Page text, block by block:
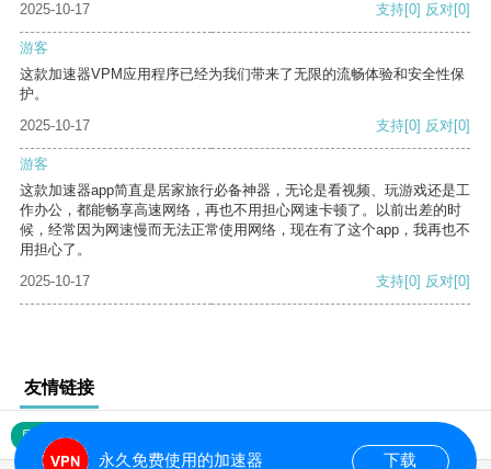
2025-10-17
支持[0] 反对[0]
游客
这款加速器VPM应用程序已经为我们带来了无限的流畅体验和安全性保
护。
2025-10-17
支持[0] 反对[0]
游客
这款加速器app简直是居家旅行必备神器，无论是看视频、玩游戏还是工
作办公，都能畅享高速网络，再也不用担心网速卡顿了。以前出差的时
候，经常因为网速慢而无法正常使用网络，现在有了这个app，我再也不
用担心了。
2025-10-17
支持[0] 反对[0]
友情链接
网站地图
永久免费使用的加速器 下载